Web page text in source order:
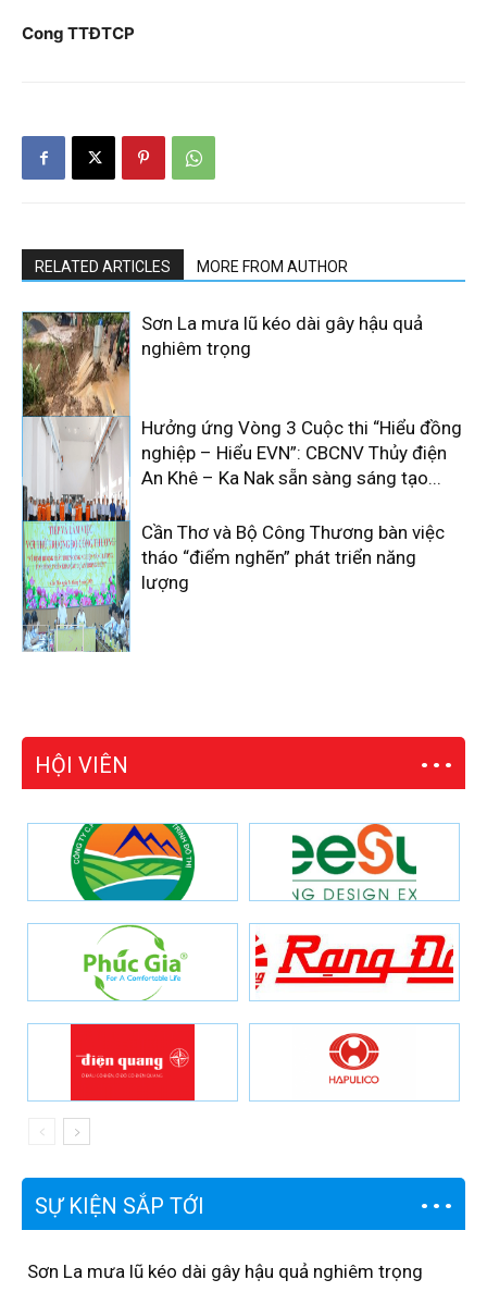
Cong TTĐTCP
RELATED ARTICLES MORE FROM AUTHOR
Sơn La mưa lũ kéo dài gây hậu quả
nghiêm trọng
Hưởng ứng Vòng 3 Cuộc thi “Hiểu đồng
nghiệp – Hiểu EVN”: CBCNV Thủy điện
An Khê – Ka Nak sẵn sàng sáng tạo...
Cần Thơ và Bộ Công Thương bàn việc
tháo “điểm nghẽn” phát triển năng
lượng
HỘI VIÊN
SỰ KIỆN SẮP TỚI
Sơn La mưa lũ kéo dài gây hậu quả nghiêm trọng